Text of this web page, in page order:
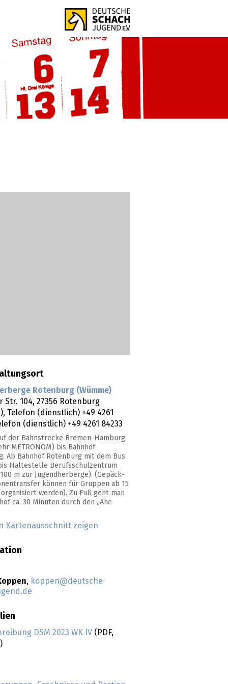
Rotenburg (Wümme)
Str. 104, 27356 Rotenburg
, Telefon (dienstlich) +49 4261
(dienstlich) +49 4261 84233
der Bahnstrecke Bremen-Hamburg
METRONOM) bis Bahnhof
Ab Bahnhof Rotenburg mit dem Bus
Haltestelle Berufsschulzentrum
m zur Jugendherberge). (Gepäck-
können für Gruppen ab 15
organisiert werden). Zu Fuß geht man
ca. 30 Minuten durch den „Ahe
Kartenausschnitt zeigen
, koppen@deutsche-
DSM 2023 WK IV (PDF,